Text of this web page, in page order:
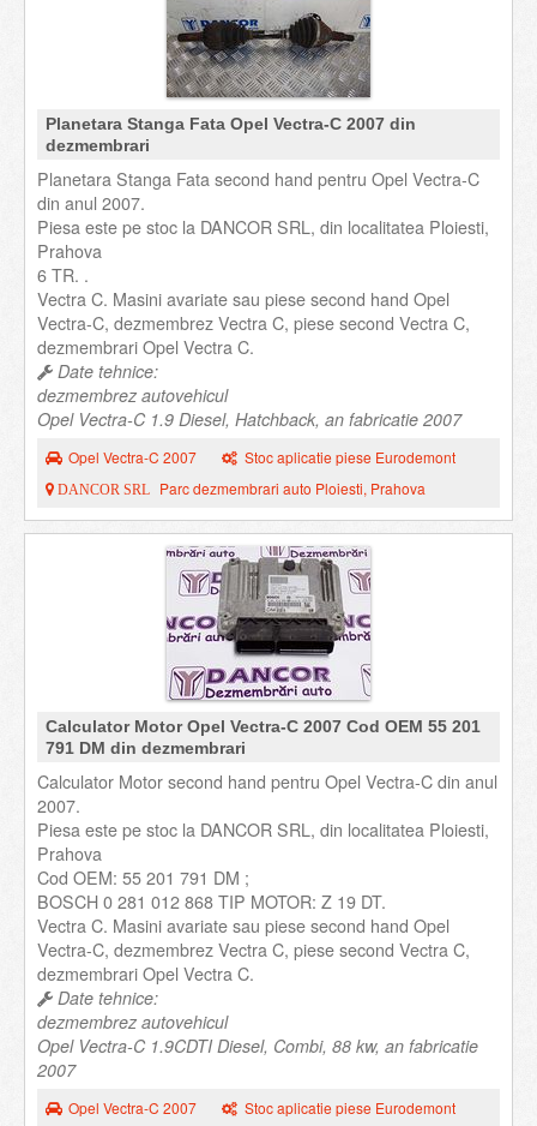
Planetara Stanga Fata Opel Vectra-C 2007 din
dezmembrari
Planetara Stanga Fata second hand pentru Opel Vectra-C
din anul 2007.
Piesa este pe stoc la DANCOR SRL, din localitatea Ploiesti,
Prahova
6 TR. .
Vectra C. Masini avariate sau piese second hand Opel
Vectra-C, dezmembrez Vectra C, piese second Vectra C,
dezmembrari Opel Vectra C.
Date tehnice:
dezmembrez autovehicul
Opel Vectra-C 1.9 Diesel, Hatchback, an fabricatie 2007
Opel Vectra-C 2007 Stoc aplicatie piese Eurodemont
DANCOR SRL Parc dezmembrari auto Ploiesti, Prahova
Calculator Motor Opel Vectra-C 2007 Cod OEM 55 201
791 DM din dezmembrari
Calculator Motor second hand pentru Opel Vectra-C din anul
2007.
Piesa este pe stoc la DANCOR SRL, din localitatea Ploiesti,
Prahova
Cod OEM: 55 201 791 DM ;
BOSCH 0 281 012 868 TIP MOTOR: Z 19 DT.
Vectra C. Masini avariate sau piese second hand Opel
Vectra-C, dezmembrez Vectra C, piese second Vectra C,
dezmembrari Opel Vectra C.
Date tehnice:
dezmembrez autovehicul
Opel Vectra-C 1.9CDTI Diesel, Combi, 88 kw, an fabricatie
2007
Opel Vectra-C 2007 Stoc aplicatie piese Eurodemont